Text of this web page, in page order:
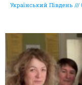
Український Південь